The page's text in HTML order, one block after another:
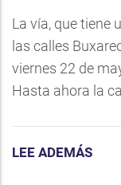
La vía, que tiene
las calles
viernes 22 de
Hasta ahora la
LEE ADEMÁS